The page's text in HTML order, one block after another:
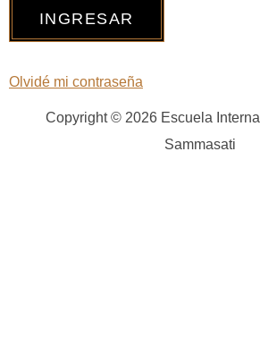
Olvidé mi contraseña
Copyright © 2026 Escuela
Sammasati